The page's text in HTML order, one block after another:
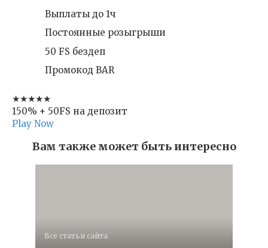
Выплаты до 1ч
Постоянные розыгрыши
50 FS бездеп
Промокод BAR
★★★★★
150% + 50FS на депозит
Play Now
Вам также может быть интересно
Все статьи сайта